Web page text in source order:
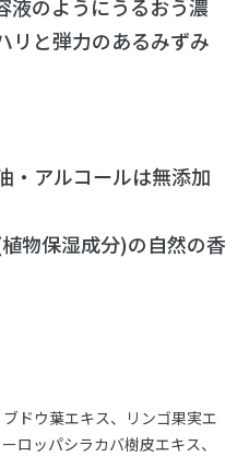
のようにうるおう濃
リと弾力のあるみずみ
・アルコールは無添加
物保湿成分)の自然の香
ドウ葉エキス、リンゴ果実エ
ロッパシラカバ樹皮エキス、